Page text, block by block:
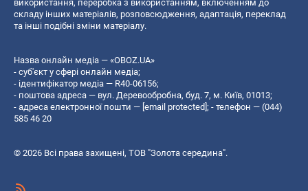
використання, переробка з використанням, включенням до
складу інших матеріалів, розповсюдження, адаптація, переклад
та інші подібні зміни матеріалу.
Назва онлайн медіа — «OBOZ.UA»
- суб'єкт у сфері онлайн медіа;
- ідентифікатор медіа — R40-06156;
- поштова адреса — вул. Деревообробна, буд. 7, м. Київ, 01013;
- адреса електронної пошти — [email protected]; - телефон — (044)
585 46 20
© 2026 Всі права захищені, ТОВ "Золота середина".